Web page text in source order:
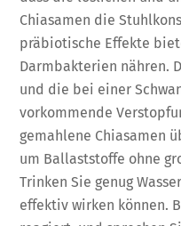
Chiasamen die
präbiotische Effekte
Darmbakterien nähren.
und die bei einer
vorkommende
gemahlene Chiasamen
um Ballaststoffe ohne
Trinken Sie genug
effektiv wirken können.